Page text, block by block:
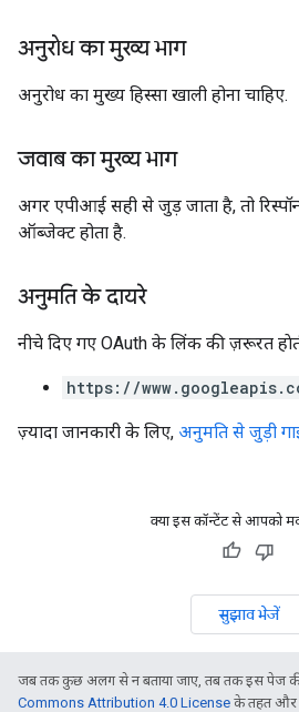
अनुरोध का मुख्य भाग
अनुरोध का मुख्य हिस्सा खाली होना चाहिए.
जवाब का मुख्य भाग
अगर एपीआई सही से जुड़ जाता है, तो
ऑब्जेक्ट होता है.
अनुमति के दायरे
नीचे दिए गए OAuth के लिंक की ज़रूरत
https://
ज़्यादा जानकारी के लिए, अनुमति से जुड़ी
क्या इस कॉन्टेंट से आपको
सुझाव भेजें
जब तक कुछ अलग से न बताया जाए, तब तक इस पेज की
Commons Attribution 4.0 License के तहत और